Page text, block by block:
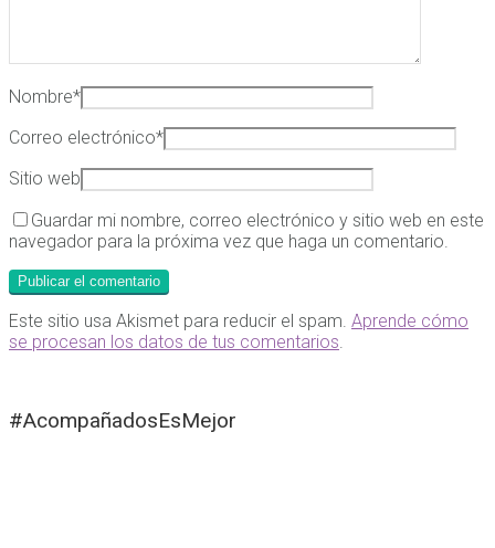
Nombre*
Correo electrónico*
Sitio web
Guardar mi nombre, correo electrónico y sitio web en este
navegador para la próxima vez que haga un comentario.
Este sitio usa Akismet para reducir el spam. Aprende cómo
se procesan los datos de tus comentarios
#AcompañadosEsMejor